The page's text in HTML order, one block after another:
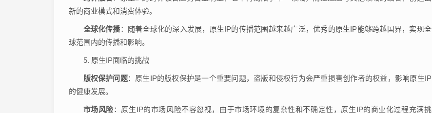
新的商业模式和消费体验。
全球化传播：随着全球化的深入发展，原生IP的传播范围越来越广泛，优秀的原生IP能够跨越国界，实现全
球范围内的传播和影响。
5. 原生IP面临的挑战
版权保护问题：原生IP的版权保护是一个重要问题，盗版和侵权行为会严重损害创作者的权益，影响原生IP
的健康发展。
市场风险：原生IP的市场风险不容忽视，由于市场环境的复杂性和不确定性，原生IP的商业化过程充满挑